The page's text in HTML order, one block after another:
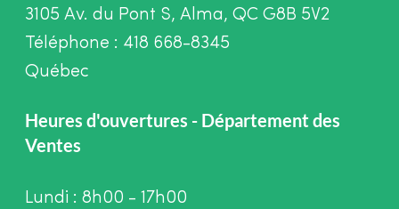
3105 Av. du Pont S, Alma, QC G8B 5V2
Téléphone : 418 668-8345
Québec
Heures d'ouvertures - Département des
Ventes
Lundi : 8h00 - 17h00